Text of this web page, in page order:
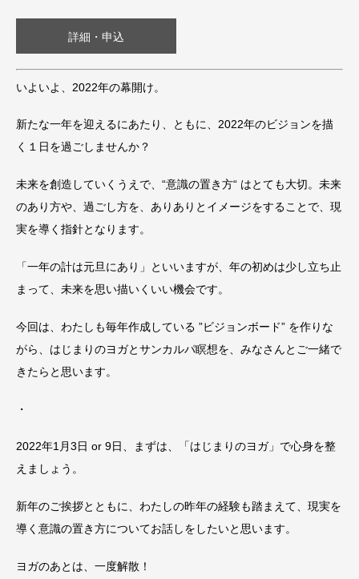
詳細・申込
いよいよ、2022年の幕開け。
新たな一年を迎えるにあたり、ともに、2022年のビジョンを描
く１日を過ごしませんか？
未来を創造していくうえで、“意識の置き方“ はとても大切。未来
のあり方や、過ごし方を、ありありとイメージをすることで、現
実を導く指針となります。
「一年の計は元旦にあり」といいますが、年の初めは少し立ち止
まって、未来を思い描いくいい機会です。
今回は、わたしも毎年作成している ”ビジョンボード” を作りな
がら、はじまりのヨガとサンカルパ瞑想を、みなさんとご一緒で
きたらと思います。
・
2022年1月3日 or 9日、まずは、「はじまりのヨガ」で心身を整
えましょう。
新年のご挨拶とともに、わたしの昨年の経験も踏まえて、現実を
導く意識の置き方についてお話しをしたいと思います。
ヨガのあとは、一度解散！